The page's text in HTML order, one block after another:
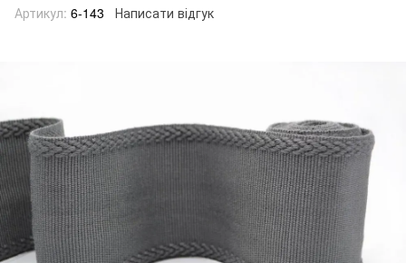
Артикул: 6-143 Написати відгук